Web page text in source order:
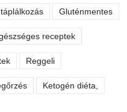
Gluténmentes
receptek
Reggeli
Ketogén diéta,